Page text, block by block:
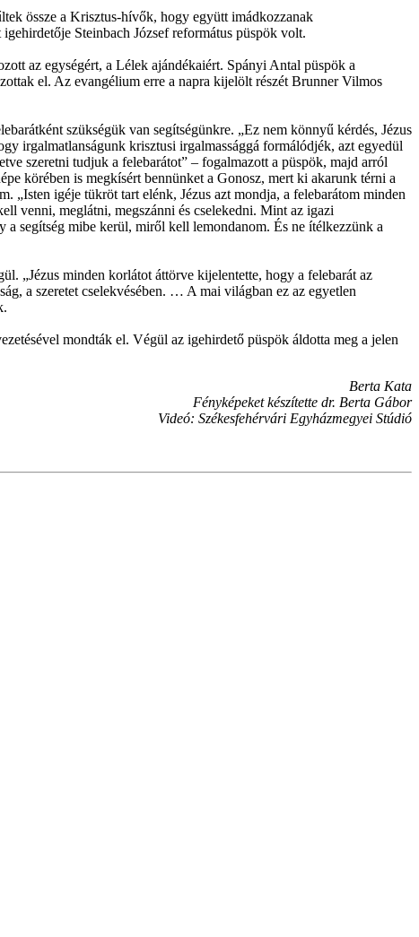
össze a Krisztus-hívők, hogy együtt imádkozzanak
Steinbach József református püspök volt.
az egységért, a Lélek ajándékaiért. Spányi Antal püspök a
el. Az evangélium erre a napra kijelölt részét Brunner Vilmos
szükségük van segítségünkre. „Ez nem könnyű kérdés, Jézus
irgalmatlanságunk krisztusi irgalmassággá formálódjék, azt egyedül
szeretni tudjuk a felebarátot” – fogalmazott a püspök, majd arról
körében is megkísért bennünket a Gonosz, mert ki akarunk térni a
„Isten igéje tükröt tart elénk, Jézus azt mondja, a felebarátom minden
venni, meglátni, megszánni és cselekedni. Mint az igazi
a segítség mibe kerül, miről kell lemondanom. És ne ítélkezzünk a
„Jézus minden korlátot áttörve kijelentette, hogy a felebarát az
a szeretet cselekvésében. … A mai világban ez az egyetlen
mondták el. Végül az igehirdető püspök áldotta meg a jelen
Berta Kata
Fényképeket készítette dr. Berta Gábor
Videó: Székesfehérvári Egyházmegyei Stúdió